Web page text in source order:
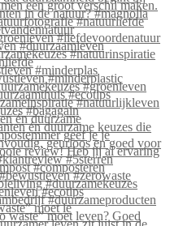
#minderplas
én duurzame
moet le